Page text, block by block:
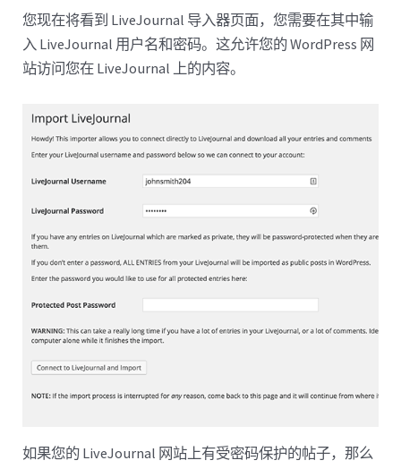
您现在将看到 LiveJournal 导入器页面，您需要在其中输
入 LiveJournal 用户名和密码。这允许您的 WordPress 网
站访问您在 LiveJournal 上的内容。
如果您的 LiveJournal 网站上有受密码保护的帖子，那么